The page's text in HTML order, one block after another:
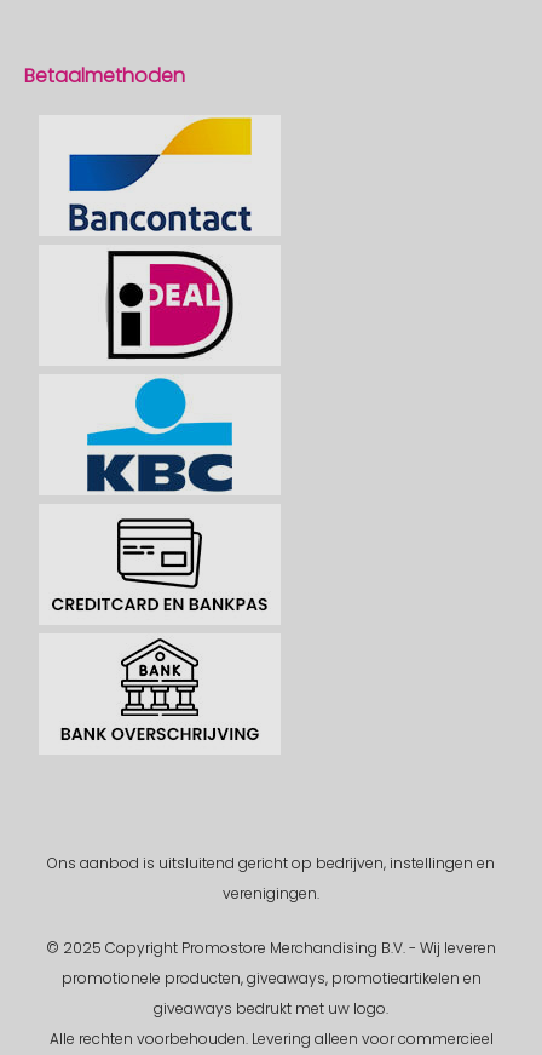
Betaalmethoden
Ons aanbod is uitsluitend gericht op bedrijven, instellingen en
verenigingen.
© 2025 Copyright Promostore Merchandising B.V. - Wij leveren
promotionele producten, giveaways, promotieartikelen en
giveaways bedrukt met uw logo.
Alle rechten voorbehouden.Levering alleen voor commercieel